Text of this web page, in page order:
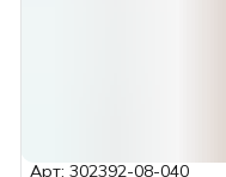
Арт: 302392-08-040